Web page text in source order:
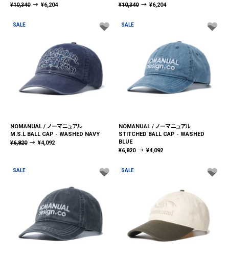
¥10,340 → ¥6,204
¥10,340 → ¥6,204
SALE
NOMANUAL / ノーマニュアル
M.S.L BALL CAP - WASHED NAVY
¥6,820 → ¥4,092
SALE
NOMANUAL / ノーマニュアル
STITCHED BALL CAP - WASHED
BLUE
¥6,820 → ¥4,092
SALE SALE